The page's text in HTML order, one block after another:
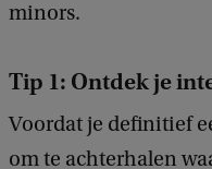
minors.
Tip 1: Ontdek je
Voordat je definitief
om te achterhalen